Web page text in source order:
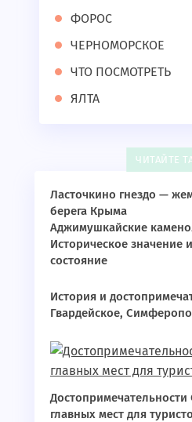
ФОРОС
ЧЕРНОМОРСКОЕ
ЧТО ПОСМОТРЕТЬ
ЯЛТА
ЧИТАЙТЕ
Ласточкино гнездо —
берега Крыма
Аджимушкайские
Историческое значение
состояние
История и
Гвардейское,
Достопримечательности
главных мест для